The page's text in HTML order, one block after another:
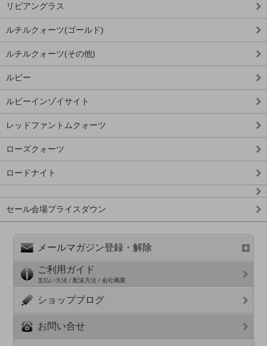
リビアングラス
ルチルクォーツ(ゴールド)
ルチルクォーツ(その他)
ルビー
ルビーインゾイサイト
レッドファントムクォーツ
ローズクォーツ
ロードナイト
セール会場プライスダウン
メールマガジン登録・解除
ご利用ガイド
支払い方法 / 配送方法 / 会社概要
ショップブログ
お問い合せ